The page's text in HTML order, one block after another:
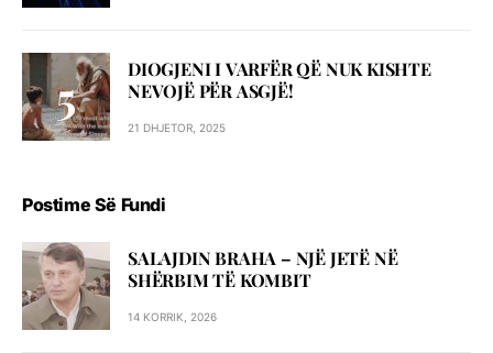
DIOGJENI I VARFËR QË NUK KISHTE
NEVOJË PËR ASGJË!
21 DHJETOR, 2025
Postime Së Fundi
SALAJDIN BRAHA – NJЁ JETЁ NЁ
SHЁRBIM TЁ KOMBIT
14 KORRIK, 2026